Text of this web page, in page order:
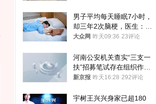
男子平均每天睡眠7小时，
却三年2次脑梗，医生：这
样睡觉更伤身
大众网 昨天09:36 23评论
河南公安机关查实“三支一
扶”招募笔试存在组织作弊
犯罪行为
新京报 昨天16:28 292评论
宇树王兴兴身家已超180